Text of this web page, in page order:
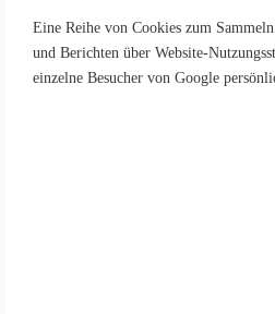
Jahr für Jahr entwickelt sich
höchster Leistung zu sein.
dem Aufkommen der Solid
Eine Reihe von Cookies zum
und Berichten über Website-
einzelne Besucher von Google